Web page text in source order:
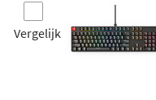
Vergelijk